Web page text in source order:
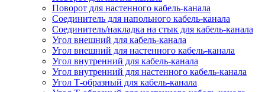
Поворот для настенного кабель-канала
Соединитель для напольного кабель-канала
Соединитель/накладка на стык для кабель-канала
Угол внешний для кабель-канала
Угол внешний для настенного кабель-канала
Угол внутренний для кабель-канала
Угол внутренний для настенного кабель-канала
Угол Т-образный для кабель-канала